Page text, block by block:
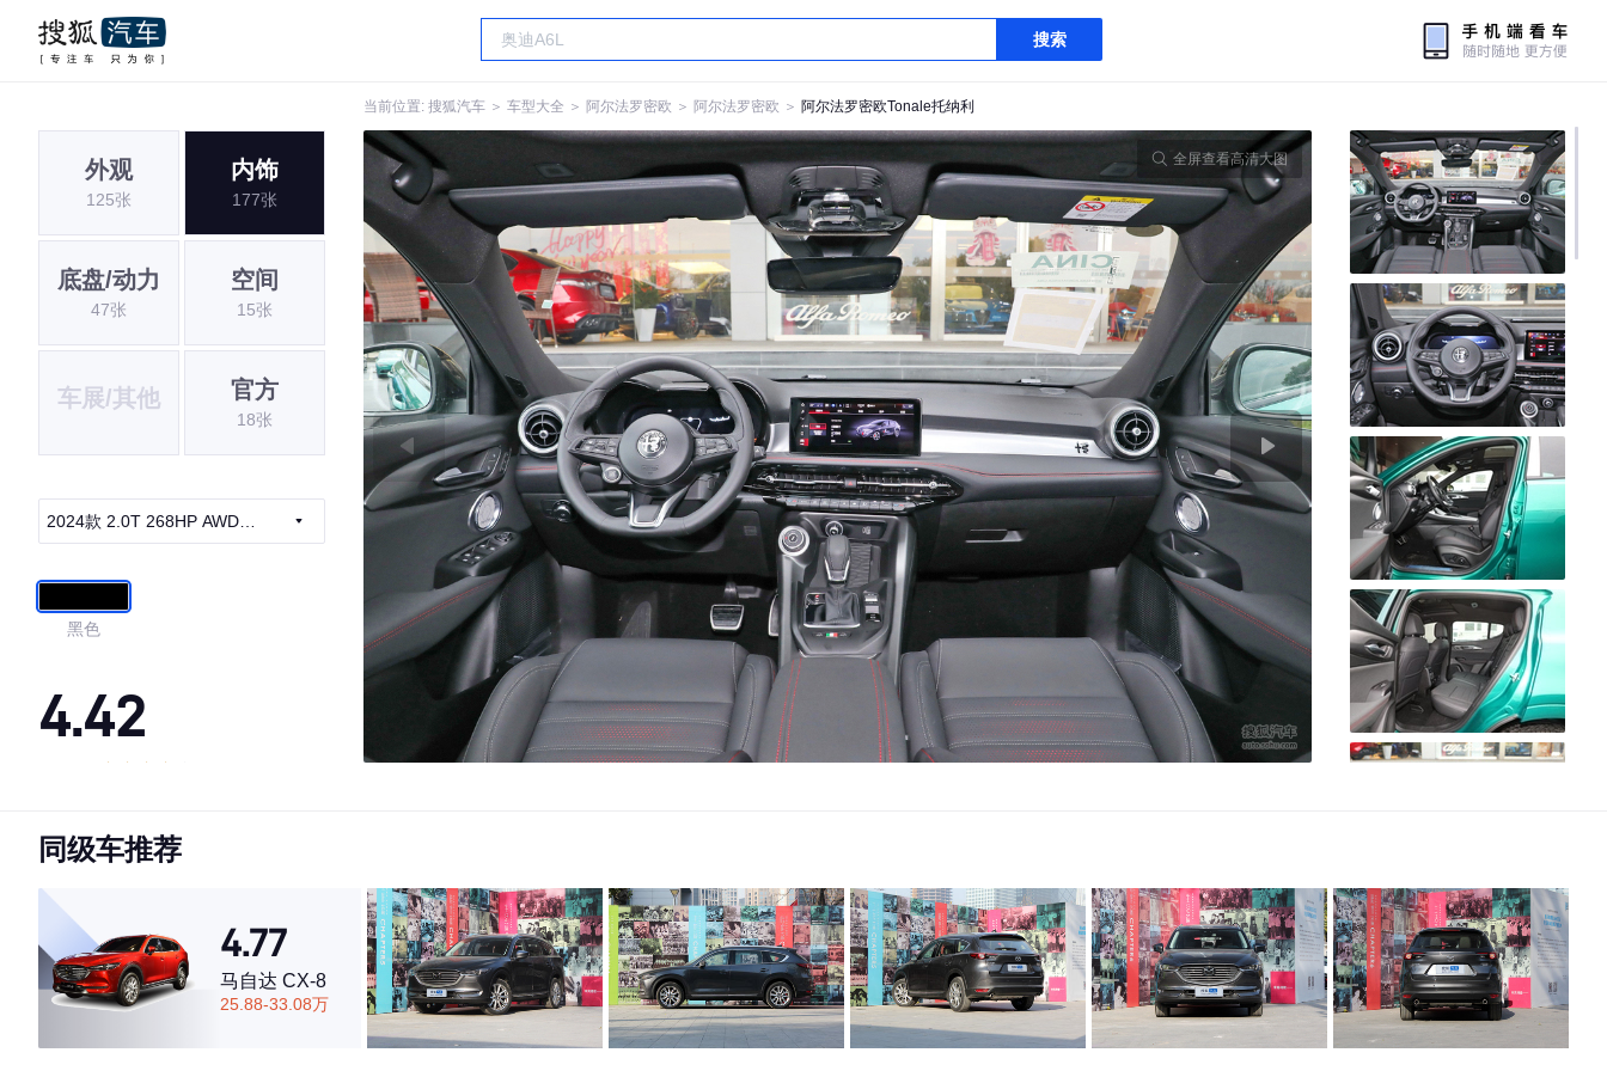
搜索
当前位置: 搜狐汽车 ＞ 车型大全 ＞ 阿尔法罗密欧 ＞ 阿尔法罗密欧 ＞ 阿尔法罗密欧Tonale托纳利
外观
125张
内饰
177张
底盘/动力
47张
空间
15张
车展/其他 官方
18张
2024款 2.0T 268HP AWD
黑色
4.42
·内饰表现一般，低于56%同级车
·空间表现一般，低于99%同级车
全屏查看高清大图
同级车推荐
4.77
马自达 CX-8
25.88-33.08万